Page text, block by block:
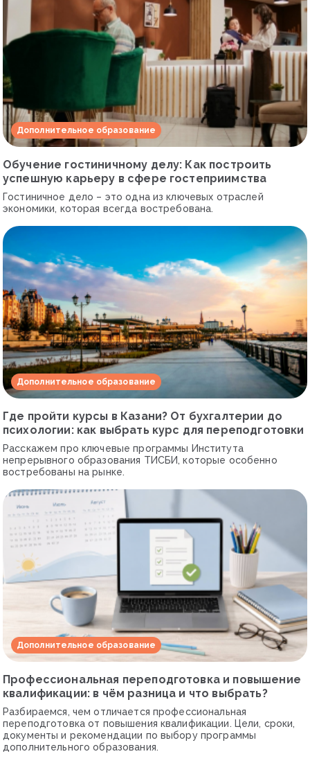
Дополнительное образование
Обучение гостиничному делу: Как построить
успешную карьеру в сфере гостеприимства
Гостиничное дело – это одна из ключевых отраслей
экономики, которая всегда востребована.
Дополнительное образование
Где пройти курсы в Казани? От бухгалтерии до
психологии: как выбрать курс для переподготовки
Расскажем про ключевые программы Института
непрерывного образования ТИСБИ, которые особенно
востребованы на рынке.
Дополнительное образование
Профессиональная переподготовка и повышение
квалификации: в чём разница и что выбрать?
Разбираемся, чем отличается профессиональная
переподготовка от повышения квалификации. Цели, сроки,
документы и рекомендации по выбору программы
дополнительного образования.